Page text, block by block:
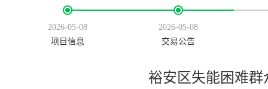
2026-05-08
项目信息
2026-05-08
交易公告
裕安区失能困难